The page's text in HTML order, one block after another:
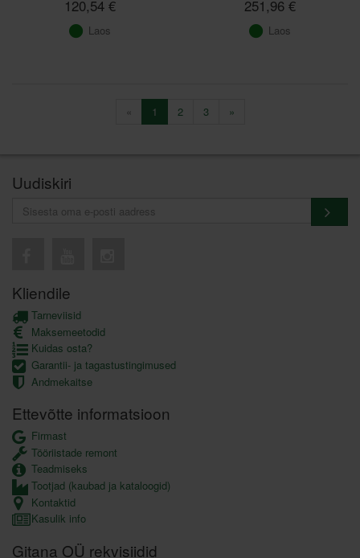
120,54 €
Laos
251,96 €
Laos
« 1 2 3 »
Uudiskiri
Kliendile
Tarneviisid
Maksemeetodid
Kuidas osta?
Garantii- ja tagastustingimused
Andmekaitse
Ettevõtte informatsioon
Firmast
Tööriistade remont
Teadmiseks
Tootjad (kaubad ja kataloogid)
Kontaktid
Kasulik info
Gitana OÜ rekvisiidid